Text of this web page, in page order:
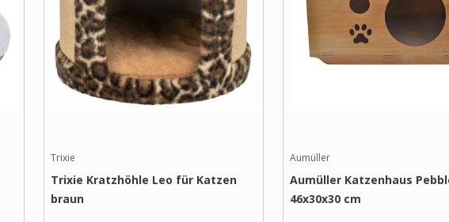
Trixie
Trixie Kratzhöhle Leo für Katzen
braun
Aumüller
Aumüller Katzenhaus
46x30x30 cm